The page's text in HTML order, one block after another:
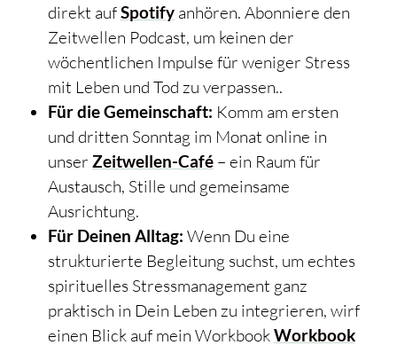
direkt aufSpotifyanhören. Abonniere den
Zeitwellen Podcast, um keinen der
wöchentlichen Impulse für weniger Stress
mit Leben und Tod zu verpassen..
Für die Gemeinschaft: Komm am ersten
und dritten Sonntag im Monat online in
unser Zeitwellen-Café– ein Raum für
Austausch, Stille und gemeinsame
Ausrichtung.
Für Deinen Alltag: Wenn Du eine
strukturierte Begleitung suchst, um echtes
spirituelles Stressmanagement ganz
praktisch in Dein Leben zu integrieren, wirf
einen Blick auf mein WorkbookWorkbook